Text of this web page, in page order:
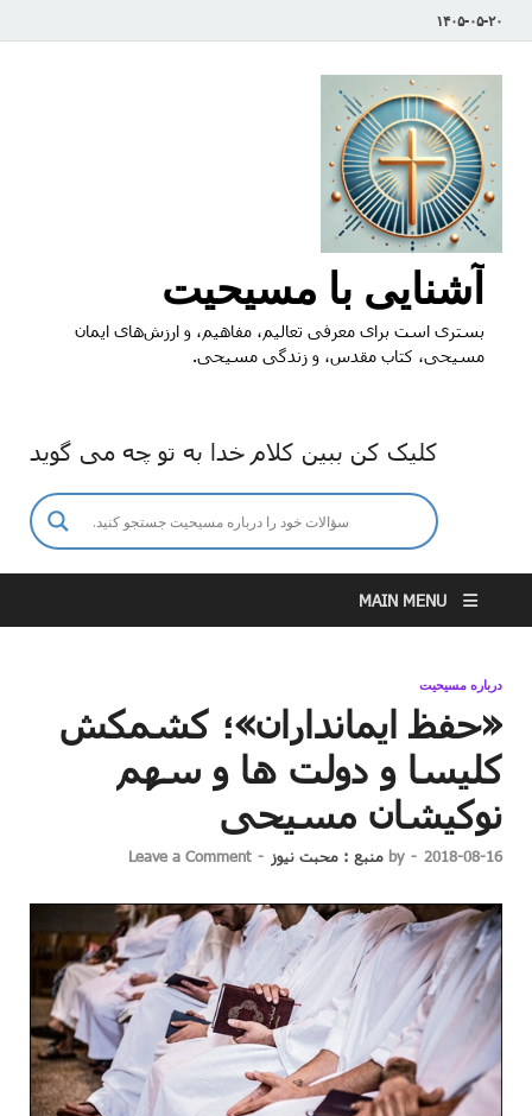
۱۴۰۵-۰۵-۲۰
آشنایی با مسیحیت
بستری است برای معرفی تعالیم، مفاهیم، و ارزش‌های ایمان
مسیحی، کتاب مقدس، و زندگی مسیحی.
کلیک کن ببین کلام خدا به تو چه می گوید
MAIN MENU
درباره مسیحیت
«حفظ ایمانداران»؛ کشمکش
کلیسا و دولت ها و سهم
نوکیشان مسیحی
2018-08-16
-
by منبع : محبت نیوز -
Leave a Comment